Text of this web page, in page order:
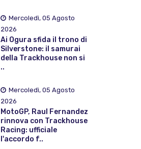
Mercoledì, 05 Agosto
2026
Ai Ogura sfida il trono di
Silverstone: il samurai
della Trackhouse non si
..
Mercoledì, 05 Agosto
2026
MotoGP, Raul Fernandez
rinnova con Trackhouse
Racing: ufficiale
l'accordo f..